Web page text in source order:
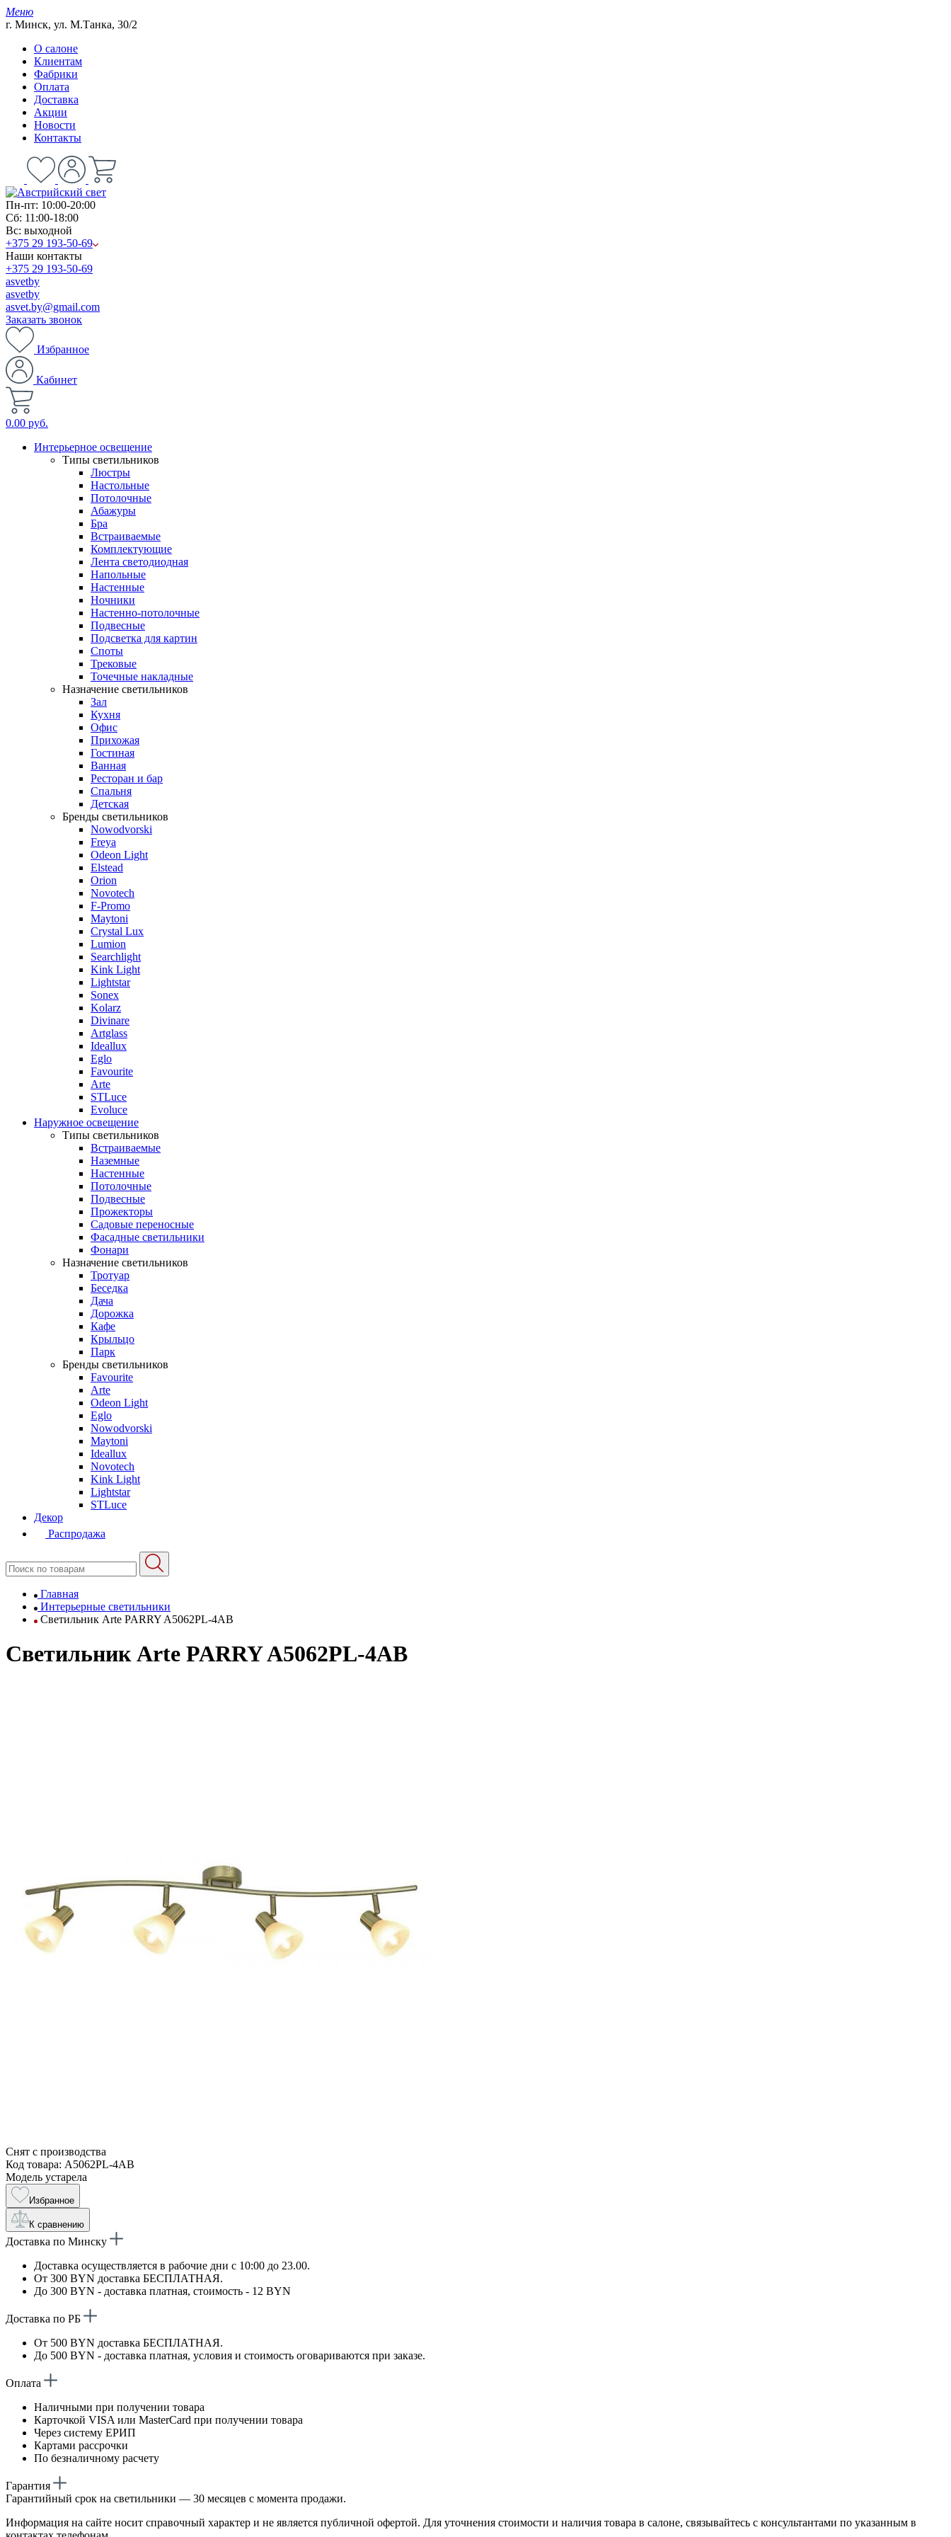
Меню
г. Минск, ул. М.Танка, 30/2
О салоне
Клиентам
Фабрики
Оплата
Доставка
Акции
Новости
Контакты
Пн-пт: 10:00-20:00
Сб: 11:00-18:00
Вс: выходной
+375 29 193-50-69
Наши контакты
+375 29 193-50-69
asvetby
asvetby
asvet.by@gmail.com
Заказать звонок
Избранное
Кабинет
0.00 руб.
Интерьерное освещение
Типы светильников
Люстры
Настольные
Потолочные
Абажуры
Бра
Встраиваемые
Комплектующие
Лента светодиодная
Напольные
Настенные
Ночники
Настенно-потолочные
Подвесные
Подсветка для картин
Споты
Трековые
Точечные накладные
Назначение светильников
Зал
Кухня
Офис
Прихожая
Гостиная
Ванная
Ресторан и бар
Спальня
Детская
Бренды светильников
Nowodvorski
Freya
Odeon Light
Elstead
Orion
Novotech
F-Promo
Maytoni
Crystal Lux
Lumion
Searchlight
Kink Light
Lightstar
Sonex
Kolarz
Divinare
Artglass
Ideallux
Eglo
Favourite
Arte
STLuce
Evoluce
Наружное освещение
Типы светильников
Встраиваемые
Наземные
Настенные
Потолочные
Подвесные
Прожекторы
Садовые переносные
Фасадные светильники
Фонари
Назначение светильников
Тротуар
Беседка
Дача
Дорожка
Кафе
Крыльцо
Парк
Бренды светильников
Favourite
Arte
Odeon Light
Eglo
Nowodvorski
Maytoni
Ideallux
Novotech
Kink Light
Lightstar
STLuce
Декор
Распродажа
Главная
Интерьерные светильники
Светильник Arte PARRY A5062PL-4AB
Светильник Arte PARRY A5062PL-4AB
Снят с производства
Код товара: A5062PL-4AB
Модель устарела
Избранное
К сравнению
Доставка по Минску
Доставка осуществляется в рабочие дни с 10:00 до 23.00.
От 300 BYN доставка БЕСПЛАТНАЯ.
До 300 BYN - доставка платная, стоимость - 12 BYN
Доставка по РБ
От 500 BYN доставка БЕСПЛАТНАЯ.
До 500 BYN - доставка платная, условия и стоимость оговариваются при заказе.
Оплата
Наличными при получении товара
Карточкой VISA или MasterCard при получении товара
Через систему ЕРИП
Картами рассрочки
По безналичному расчету
Гарантия
Гарантийный срок на светильники — 30 месяцев с момента продажи.
Информация на сайте носит справочный характер и не является публичной офертой. Для уточнения стоимости и наличия товара в салоне, связывайтесь с консультантами по указанным в